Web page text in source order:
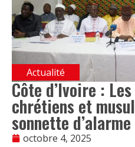
Actualité
Côte d’Ivoire :
chrétiens et
sonnette d’alarme
octobre 4, 2025